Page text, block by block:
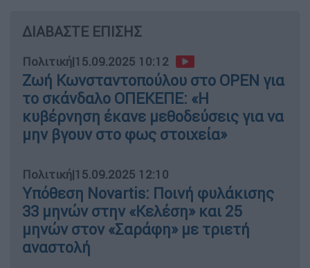
ΔΙΑΒΑΣΤΕ ΕΠΙΣΗΣ
Πολιτική|15.09.2025 10:12
Ζωή Κωνσταντοπούλου στο OPEN για
το σκάνδαλο ΟΠΕΚΕΠΕ: «Η
κυβέρνηση έκανε μεθοδεύσεις για να
μην βγουν στο φως στοιχεία»
Πολιτική|15.09.2025 12:10
Υπόθεση Novartis: Ποινή φυλάκισης
33 μηνών στην «Κελέση» και 25
μηνών στον «Σαράφη» με τριετή
αναστολή